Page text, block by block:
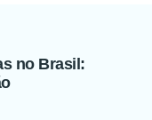
no Brasil: